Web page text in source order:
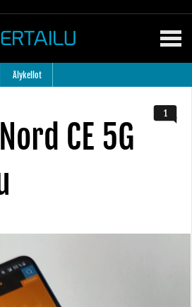
Älykellot
CE 5G
1